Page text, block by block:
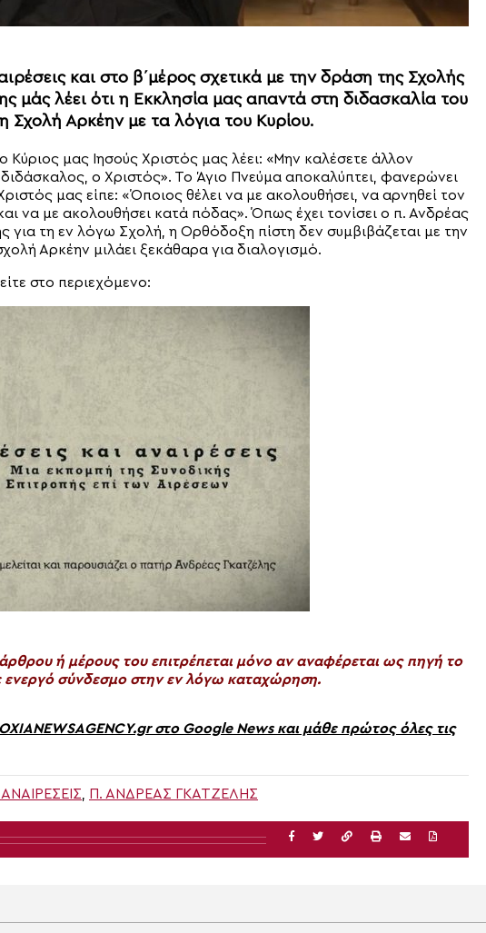
και στο β΄μέρος σχετικά με την δράση της Σχολής
μάς λέει ότι η Εκκλησία μας απαντά στη διδασκαλία του
Σχολή Αρκέην με τα λόγια του Κυρίου.
Κύριος μας Ιησούς Χριστός μας λέει: «Mην καλέσετε άλλον
ο Χριστός». Το Άγιο Πνεύμα αποκαλύπτει, φανερώνει
μας είπε: «Όποιος θέλει να με ακολουθήσει, να αρνηθεί τον
να με ακολουθήσει κατά πόδας». Όπως έχει τονίσει ο π. Ανδρέας
για τη εν λόγω Σχολή, η Ορθόδοξη πίστη δεν συμβιβάζεται με την
Αρκέην μιλάει ξεκάθαρα για διαλογισμό.
στο περιεχόμενο:
ή μέρους του επιτρέπεται μόνο αν αναφέρεται ως πηγή το
σύνδεσμο στην εν λόγω καταχώρηση.
στο Google News και μάθε πρώτος όλες τις
Π. ΑΝΔΡΈΑΣ ΓΚΑΤΖΈΛΗΣ
Σωτήρος
Μεταμορφώσεως του